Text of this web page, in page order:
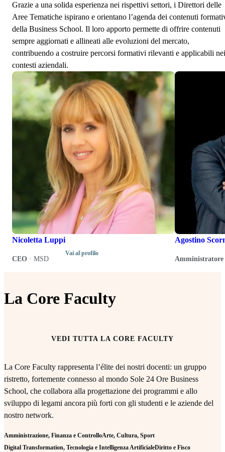
Grazie a una solida esperienza nei rispettivi settori, i Direttori delle
Aree Tematiche ispirano e orientano l’agenda dei contenuti
della Business School. Il loro apporto permette di offrire contenuti
sempre aggiornati e allineati alle evoluzioni del mercato,
contribuendo a costruire percorsi formativi rilevanti e applicabili nei
contesti aziendali.
Nicoletta Luppi
CEO · MSD
Vai al profilo
Agostino
Amministratore
La Core Faculty
VEDI TUTTA LA CORE FACULTY
La Core Faculty rappresenta l’élite dei nostri docenti: un gruppo
ristretto, fortemente connesso al mondo Sole 24 Ore Business
School, che collabora alla progettazione dei programmi e allo
sviluppo di legami ancora più forti con gli studenti e le aziende del
nostro network.
Amministrazione, Finanza e ControlloArte, Cultura, Sport
Digital Transformation, Tecnologia e Intelligenza ArtificialeDiritto e Fisco